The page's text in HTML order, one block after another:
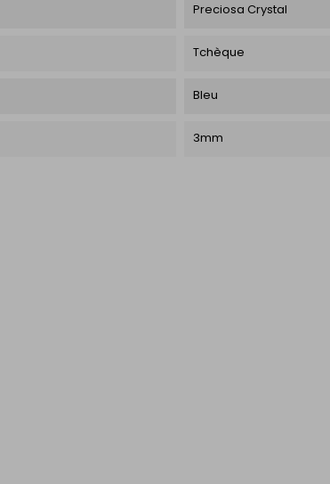
Preciosa Crystal
Tchèque
Bleu
3mm